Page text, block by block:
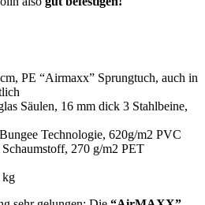
PE “Airmaxx” Sprungtuch, auch in
Säulen, 16 mm dick 3 Stahlbeine,
Technologie, 620g/m2 PVC
270 g/m2 PET
kg